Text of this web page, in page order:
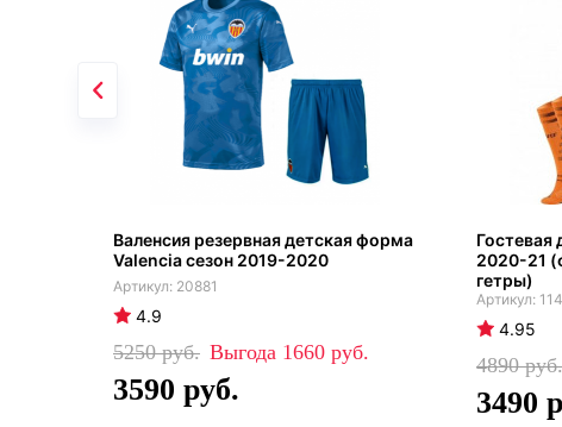
Валенсия резервная детская форма
Valencia сезон 2019-2020
20881
4.9
5250 1660
3590
Гостевая
2020-21
гетры)
4.95
4890
3490